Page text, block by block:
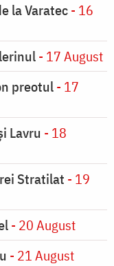
la Varatec- 16
- 17 August
preotul- 17
Lavru - 18
Stratilat - 19
- 20 August
- 21 August